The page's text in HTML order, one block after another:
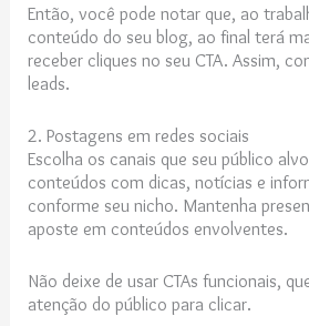
Então, você pode notar que, ao
conteúdo do seu blog, ao final terá
receber cliques no seu CTA. Assim,
leads.
2. Postagens em redes sociais
Escolha os canais que seu público
conteúdos com dicas, notícias e
conforme seu nicho. Mantenha
aposte em conteúdos envolventes.
Não deixe de usar CTAs funcionais,
atenção do público para clicar.